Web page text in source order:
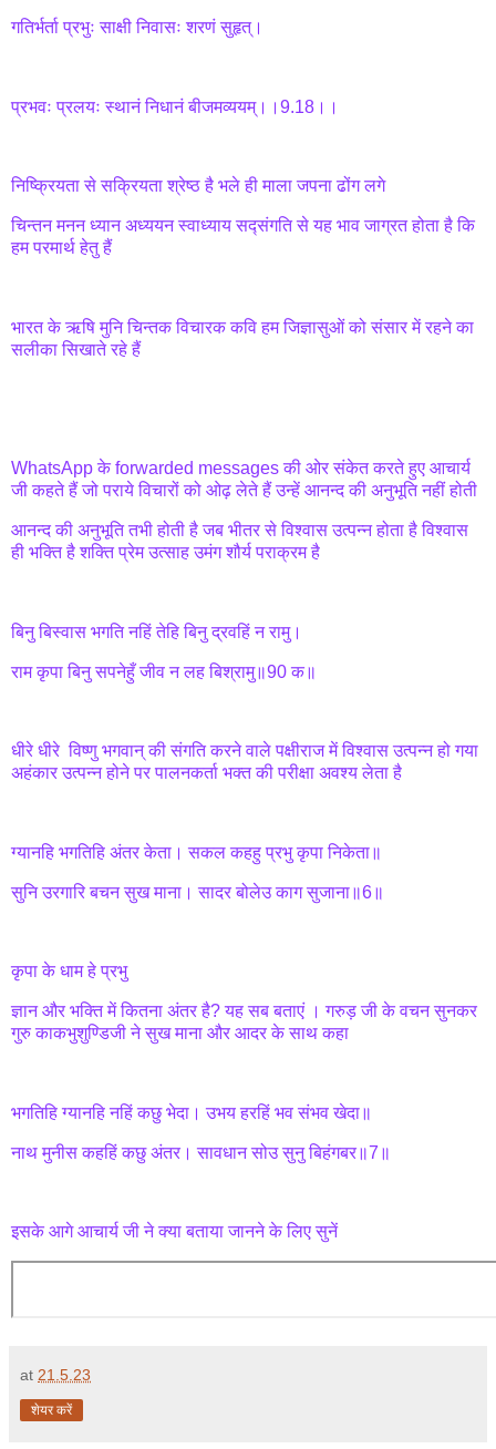
गतिर्भर्ता प्रभुः साक्षी निवासः शरणं सुहृत्।
प्रभवः प्रलयः स्थानं निधानं बीजमव्ययम्।।9.18।।
निष्क्रियता से सक्रियता श्रेष्ठ है भले ही माला जपना ढोंग लगे
चिन्तन मनन ध्यान अध्ययन स्वाध्याय सद्संगति से यह भाव जाग्रत होता है कि
हम परमार्थ हेतु हैं
भारत के ऋषि मुनि चिन्तक विचारक कवि हम जिज्ञासुओं को संसार में रहने का
सलीका सिखाते रहे हैं
WhatsApp के forwarded messages की ओर संकेत करते हुए आचार्य
जी कहते हैं जो पराये विचारों को ओढ़ लेते हैं उन्हें आनन्द की अनुभूति नहीं होती
आनन्द की अनुभूति तभी होती है जब भीतर से विश्वास उत्पन्न होता है विश्वास
ही भक्ति है शक्ति प्रेम उत्साह उमंग शौर्य पराक्रम है
बिनु बिस्वास भगति नहिं तेहि बिनु द्रवहिं न रामु।
राम कृपा बिनु सपनेहुँ जीव न लह बिश्रामु॥90 क॥
धीरे धीरे विष्णु भगवान् की संगति करने वाले पक्षीराज में विश्वास उत्पन्न हो गया
अहंकार उत्पन्न होने पर पालनकर्ता भक्त की परीक्षा अवश्य लेता है
ग्यानहि भगतिहि अंतर केता। सकल कहहु प्रभु कृपा निकेता॥
सुनि उरगारि बचन सुख माना। सादर बोलेउ काग सुजाना॥6॥
कृपा के धाम हे प्रभु
ज्ञान और भक्ति में कितना अंतर है? यह सब बताएं । गरुड़ जी के वचन सुनकर
गुरु काकभुशुण्डिजी ने सुख माना और आदर के साथ कहा
भगतिहि ग्यानहि नहिं कछु भेदा। उभय हरहिं भव संभव खेदा॥
नाथ मुनीस कहहिं कछु अंतर। सावधान सोउ सुनु बिहंगबर॥7॥
इसके आगे आचार्य जी ने क्या बताया जानने के लिए सुनें
at 21.5.23
शेयर करें